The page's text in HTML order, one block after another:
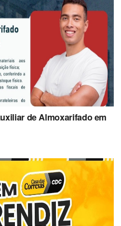
de Almoxarifado em